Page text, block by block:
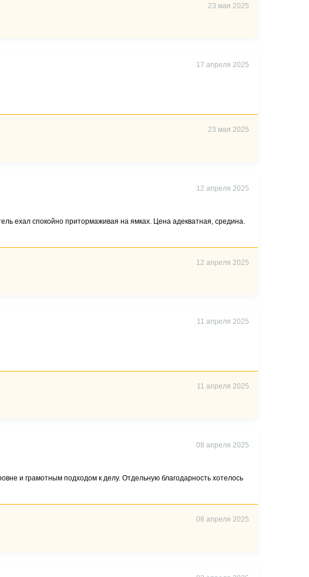
23 мая 2025
17 апреля 2025
23 мая 2025
12 апреля 2025
ехал спокойно притормаживая на ямках. Цена адекватная, средина.
12 апреля 2025
11 апреля 2025
11 апреля 2025
08 апреля 2025
и грамотным подходом к делу. Отдельную благодарность хотелось
08 апреля 2025